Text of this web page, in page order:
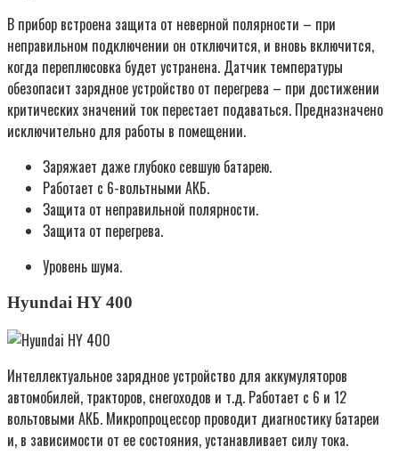
В прибор встроена защита от неверной полярности – при
неправильном подключении он отключится, и вновь включится,
когда переплюсовка будет устранена. Датчик температуры
обезопасит зарядное устройство от перегрева – при достижении
критических значений ток перестает подаваться. Предназначено
исключительно для работы в помещении.
Заряжает даже глубоко севшую батарею.
Работает с 6-вольтными АКБ.
Защита от неправильной полярности.
Защита от перегрева.
Уровень шума.
Hyundai HY 400
Интеллектуальное зарядное устройство для аккумуляторов
автомобилей, тракторов, снегоходов и т.д. Работает с 6 и 12
вольтовыми АКБ. Микропроцессор проводит диагностику батареи
и, в зависимости от ее состояния, устанавливает силу тока.